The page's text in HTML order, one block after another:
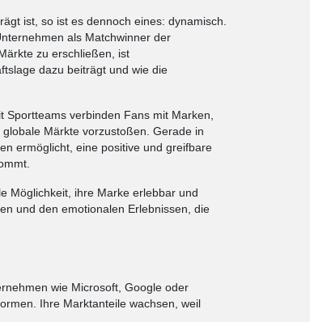
ist, so ist es dennoch eines: dynamisch.
als Matchwinner der
zu erschließen, ist
dazu beiträgt und wie die
Sportteams verbinden Fans mit Marken,
Märkte vorzustoßen. Gerade in
ermöglicht, eine positive und greifbare
Möglichkeit, ihre Marke erlebbar und
und den emotionalen Erlebnissen, die
wie Microsoft, Google oder
Ihre Marktanteile wachsen, weil